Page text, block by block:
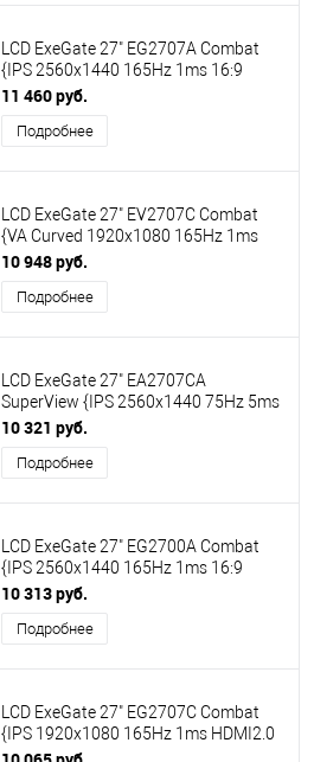
LCD ExeGate 27" EG2707A Combat
{IPS 2560x1440 165Hz 1ms 16:9
400cd 1000:1 2xHDMI1.4 DisplayPort
USB Speakers} [EX295595RUS]
11 460 руб.
Подробнее
LCD ExeGate 27" EV2707C Combat
{VA Curved 1920x1080 165Hz 1ms
250cd 3000:1 HDMI2.0 DisplayPort
USB Speakers VESA} [EX296974RUS]
10 948 руб.
Подробнее
LCD ExeGate 27" EA2707CA
SuperView {IPS 2560x1440 75Hz 5ms
16:9 250cd 1000:1 178/178 HDMI
DisplayPort USB webcam AudioOut
HAS pivot} [EX298883RUS]
10 321 руб.
Подробнее
LCD ExeGate 27" EG2700A Combat
{IPS 2560x1440 165Hz 1ms 16:9
300cd 1000:1 178/178 HDMI
DisplayPort VESA} [EX297305RUS]
10 313 руб.
Подробнее
LCD ExeGate 27" EG2707C Combat
{IPS 1920x1080 165Hz 1ms HDMI2.0
DisplayPort USB} [EX296975RUS]